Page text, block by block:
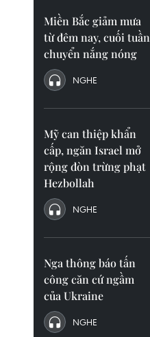
Miền Bắc giảm mưa
từ đêm nay, cuối tuần
chuyển nắng nóng
NGHE
Mỹ can thiệp khẩn
cấp, ngăn Israel mở
rộng đòn trừng phạt
Hezbollah
NGHE
Nga thông báo tấn
công căn cứ ngầm
của Ukraine
NGHE